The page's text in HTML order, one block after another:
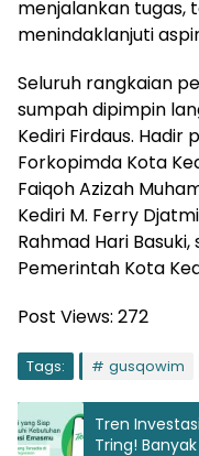
menjalankan tugas,
menindaklanjuti
Seluruh rangkaian
sumpah dipimpin
Kediri Firdaus.
Forkopimda Kota
Faiqoh Azizah
Kediri M. Ferry
Rahmad Hari
Pemerintah Kota
Post Views: 272
Tags: gusqowim
Tren
Tring!